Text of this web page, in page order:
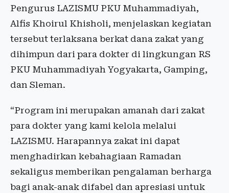
Pengurus LAZISMU PKU Muhammadiyah,
Alfis Khoirul Khisholi, menjelaskan kegiatan
tersebut terlaksana berkat dana zakat yang
dihimpun dari para dokter di lingkungan RS
PKU Muhammadiyah Yogyakarta, Gamping,
dan Sleman.
“Program ini merupakan amanah dari zakat
para dokter yang kami kelola melalui
LAZISMU. Harapannya zakat ini dapat
menghadirkan kebahagiaan Ramadan
sekaligus memberikan pengalaman berharga
bagi anak-anak difabel dan apresiasi untuk